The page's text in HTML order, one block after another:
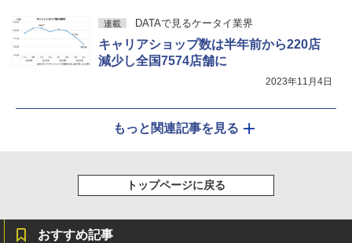
連載 DATAで見るケータイ業界
キャリアショップ数は半年前から220店
減少し全国7574店舗に
2023年11月4日
もっと関連記事を見る
トップページに戻る
おすすめ記事